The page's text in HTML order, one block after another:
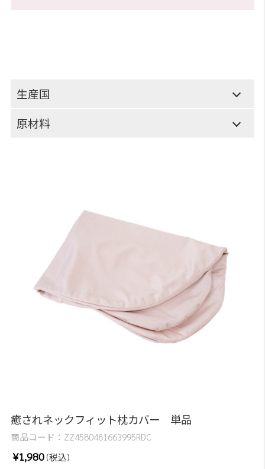
生産国
原材料
癒されネックフィット枕カバー 単品
商品コード： ZZ4580481663995RDC
¥1,980 (税込)